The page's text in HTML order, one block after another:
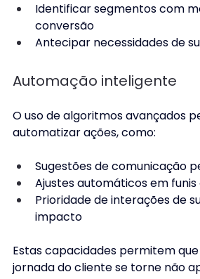
Identificar segmentos com
conversão
Antecipar necessidades de
Automação inteligente
O uso de algoritmos avançados
automatizar ações, como:
Sugestões de comunicação
Ajustes automáticos em
Prioridade de interações de
impacto
Estas capacidades permitem
jornada do cliente se torne não